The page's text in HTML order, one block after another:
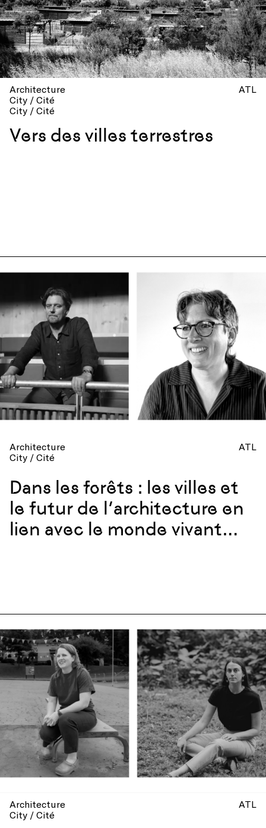
Architecture
City / Cité
City / Cité
ATL
Vers des villes terrestres
Architecture
City / Cité
ATL
Dans les forêts : les villes et
le futur de l’architecture en
lien avec le monde vivant
Architecture
City / Cité
ATL